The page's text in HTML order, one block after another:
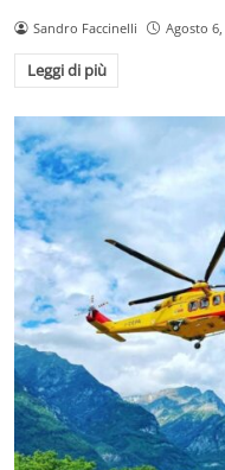
Sandro Faccinelli Agosto 6,
Leggi di più